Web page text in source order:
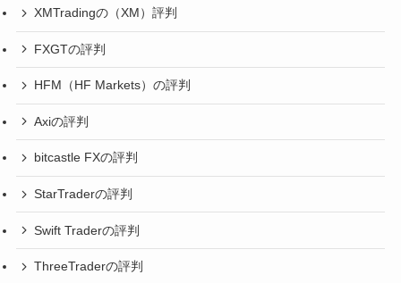
XMTradingの（XM）評判
FXGTの評判
HFM（HF Markets）の評判
Axiの評判
bitcastle FXの評判
StarTraderの評判
Swift Traderの評判
ThreeTraderの評判